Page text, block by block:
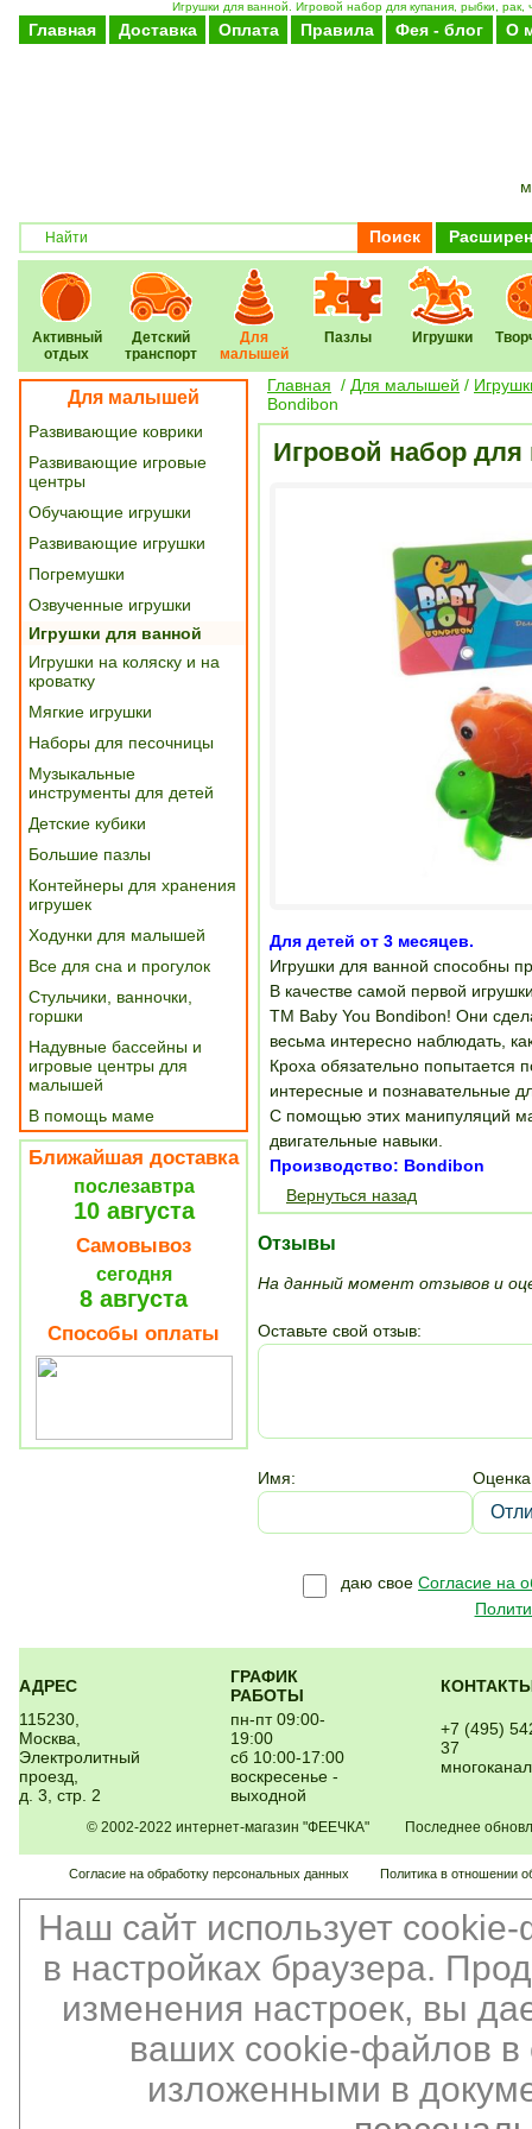
Игрушки для ванной. Игровой набор для купания, рыбки,
Главная Доставка Оплата Правила Фея - блог О
Поиск
Активный
отдых
Детский
транспорт
Для
малышей
Пазлы Игрушки
Для малышей
Развивающие коврики
Развивающие игровые
центры
Обучающие игрушки
Развивающие игрушки
Погремушки
Озвученные игрушки
Игрушки для ванной
Игрушки на коляску и на
кроватку
Мягкие игрушки
Наборы для песочницы
Музыкальные
инструменты для детей
Детские кубики
Большие пазлы
Контейнеры для хранения
игрушек
Ходунки для малышей
Все для сна и прогулок
Стульчики, ванночки,
горшки
Надувные бассейны и
игровые центры для
малышей
В помощь маме
Ближайшая доставка
послезавтра
10 августа
Самовывоз
сегодня
8 августа
Способы оплаты
Главная / Для малышей /
Bondibon
Игровой набор для
Для детей от 3 месяцев.
Игрушки для ванной способны
В качестве самой первой
ТМ Baby You Bondibon! Они
весьма интересно наблюдать,
Кроха обязательно попытается
интересные и познавательные
С помощью этих манипуляций
двигательные навыки.
Производство: Bondibon
Вернуться назад
Отзывы
На данный момент отзывов и
Оставьте свой отзыв:
Имя:
даю свое Согласие на
АДРЕС
ГРАФИК
РАБОТЫ
115230,
Москва,
Электролитный
проезд,
д. 3, стр. 2
пн-пт 09:00-
19:00
сб 10:00-17:00
воскресенье -
выходной
+7 (495)
37
© 2002-2022 интернет-магазин "ФЕЕЧКА" Последнее
Согласие на обработку персональных данных Политика в отношении
Наш сайт использует
в настройках браузера.
изменения настроек, вы
ваших cookie-файлов в
изложенными в